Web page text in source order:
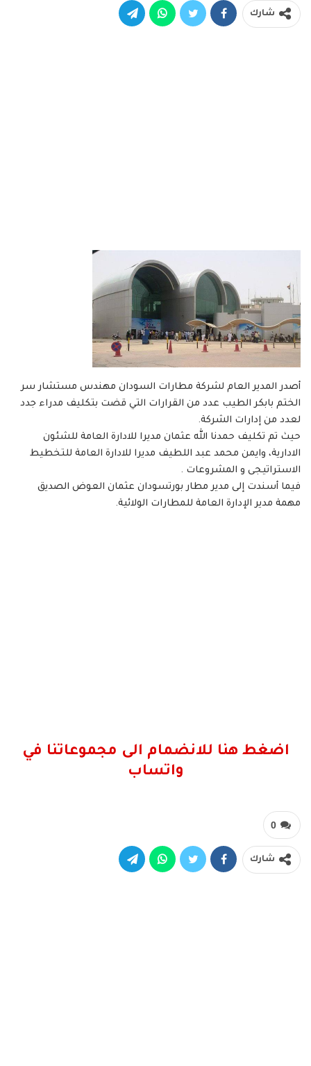
شارك
أصدر المدير العام لشركة مطارات السودان مهندس مستشار سر
الختم بابكر الطيب عدد من القرارات التي قضت بتكليف مدراء جدد
لعدد من إدارات الشركة.
حيث تم تكليف حمدنا الله عثمان مديرا للادارة العامة للشئون
الادارية، وايمن محمد عبد اللطيف مديرا للادارة العامة للتخطيط
الاستراتيجى و المشروعات .
فيما أسندت إلى مدير مطار بورتسودان عثمان العوض الصديق
مهمة مدير الإدارة العامة للمطارات الولائية.
اضغط هنا للانضمام الى مجموعاتنا في
واتساب
0
شارك